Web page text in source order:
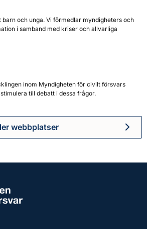
och unga. Vi förmedlar myndigheters och
i samband med kriser och allvarliga
inom Myndigheten för civilt försvars
till debatt i dessa frågor.
webbplatser